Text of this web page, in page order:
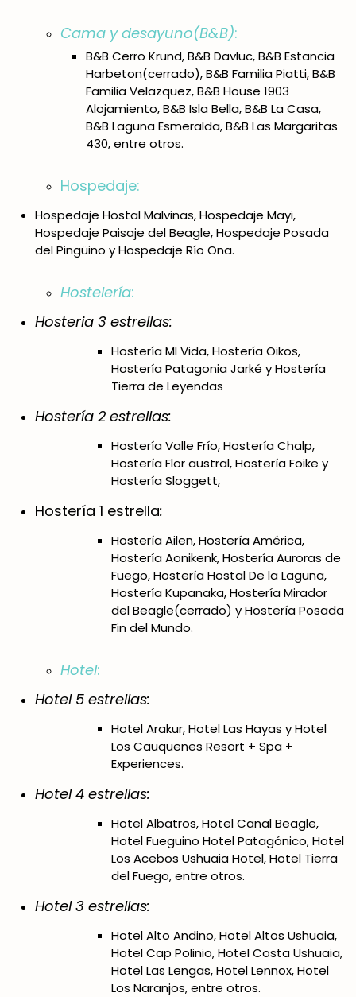
Cama y desayuno(B&B):
B&B Cerro Krund, B&B Davluc, B&B Estancia
Harbeton(cerrado), B&B Familia Piatti, B&B
Familia Velazquez, B&B House 1903
Alojamiento, B&B Isla Bella, B&B La Casa,
B&B Laguna Esmeralda, B&B Las Margaritas
430, entre otros.
Hospedaje:
Hospedaje Hostal Malvinas, Hospedaje Mayi,
Hospedaje Paisaje del Beagle, Hospedaje Posada
del Pingüino y Hospedaje Río Ona.
Hostelería:
Hosteria 3 estrellas:
Hostería MI Vida, Hostería Oikos,
Hostería Patagonia Jarké y Hostería
Tierra de Leyendas
Hostería 2 estrellas:
Hostería Valle Frío, Hostería Chalp,
Hostería Flor austral, Hostería Foike y
Hostería Sloggett,
Hostería 1 estrella:
Hostería Ailen, Hostería América,
Hostería Aonikenk, Hostería Auroras de
Fuego, Hostería Hostal De la Laguna,
Hostería Kupanaka, Hostería Mirador
del Beagle(cerrado) y Hostería Posada
Fin del Mundo.
Hotel:
Hotel 5 estrellas:
Hotel Arakur, Hotel Las Hayas y Hotel
Los Cauquenes Resort + Spa +
Experiences.
Hotel 4 estrellas:
Hotel Albatros, Hotel Canal Beagle,
Hotel Fueguino Hotel Patagónico, Hotel
Los Acebos Ushuaia Hotel, Hotel Tierra
del Fuego, entre otros.
Hotel 3 estrellas:
Hotel Alto Andino, Hotel Altos Ushuaia,
Hotel Cap Polinio, Hotel Costa Ushuaia,
Hotel Las Lengas, Hotel Lennox, Hotel
Los Naranjos, entre otros.